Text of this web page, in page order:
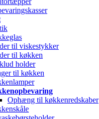
til viskestykker
til køkken
holder
til køkken
Ophæng til køkkenredskaber